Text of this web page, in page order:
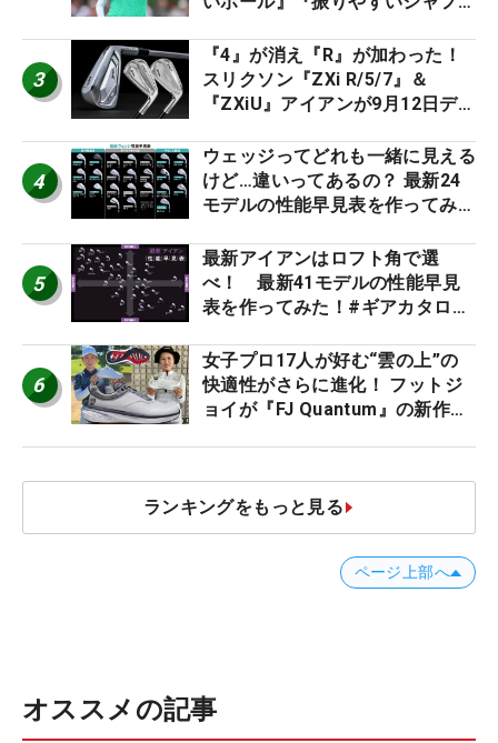
ー』 #女子プロセッティング
3
『4』が消え『R』が加わった！
スリクソン『ZXi R/5/7』＆
『ZXiU』アイアンが9月12日デ
4
ウェッジってどれも一緒に見える
けど…違いってあるの？ 最新24
モデルの性能早見表を作ってみ
5
最新アイアンはロフト角で選
べ！ 最新41モデルの性能早見
表を作ってみた！#ギアカタログ
6
女子プロ17人が好む“雲の上”の
快適性がさらに進化！ フットジ
ョイが『FJ Quantum』の新作を
ランキングをもっと見る
ページ上部へ
オススメの記事